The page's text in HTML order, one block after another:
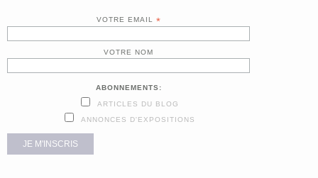
VOTRE EMAIL *
VOTRE NOM
ABONNEMENTS:
ARTICLES DU BLOG
ANNONCES D'EXPOSITIONS